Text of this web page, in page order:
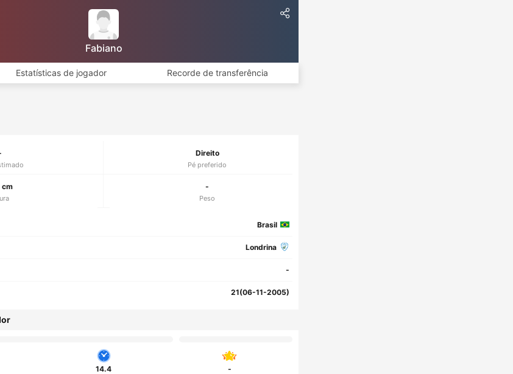
Fabiano
Estatísticas de jogador Recorde de transferência
Direito
Pé preferido
cm -
Peso
Brasil
Londrina
-
21(06-11-2005)
14.4 -